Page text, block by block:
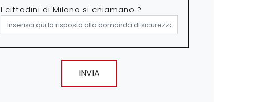
I cittadini di Milano si chiamano ?
INVIA